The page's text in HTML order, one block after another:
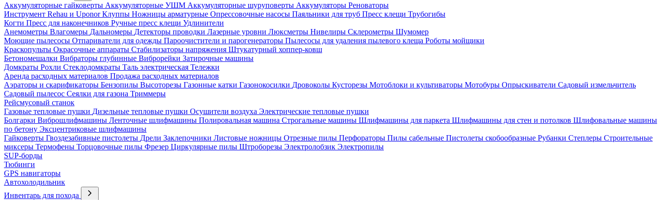
Аккумуляторные гайковерты Аккумуляторные УШМ Аккумуляторные шуруповерты Аккумуляторы Реноваторы
Инструмент Rehau и UponorКлуппы Ножницы арматурные Опрессовочные насосы Паяльники для труб Пресс клещи Трубогибы
Когти Пресс для наконечников Ручные пресс клещи Удлинители
Анемометры Влагомеры Дальномеры Детекторы проводки Лазерные уровни Люксметры Нивелиры Склерометры Шумомер
Моющие пылесосы Отпариватели для одежды Пароочистители и парогенераторы Пылесосы для удаления пылевого клеща Роботы мойщики
Краскопульты Окрасочные аппараты Стабилизаторы напряжения Штукатурный хоппер-ковш
Бетономешалки Вибраторы глубинные Виброрейки Затирочные машины
Домкраты Рохли Стеклодомкраты Таль электрическая Тележки
Аренда расходных материалов Продажа расходных материалов
Аэраторы и скарификаторы Бензопилы Высоторезы Газонные катки Газонокосилки Дровоколы Кусторезы Мотоблоки и культиваторы Мотобуры Опрыскиватели Садовый измельчитель
Садовый пылесос Сеялки для газона Триммеры
Рейсмусовый станок
Газовые тепловые пушки Дизельные тепловые пушки Осушители воздуха Электрические тепловые пушки
Болгарки Виброшлифмашины Ленточные шлифмашины Полировальная машина Строгальные машины Шлифмашины для паркета Шлифмашины для стен и потолков Шлифовальные машины
по бетону Эксцентриковые шлифмашины
Гайковерты Гвоздезабивные пистолеты Дрели Заклепочники Листовые ножницы Отрезные пилы Перфораторы Пилы сабельные Пистолеты скобообразные Рубанки Степлеры Строительные
миксеры Термофены Торцовочные пилы Фрезер Циркулярные пилы Штроборезы Электролобзик Электропилы
SUP-борды
Тюбинги
GPS навигаторы
Автохолодильник
Инвентарь для похода